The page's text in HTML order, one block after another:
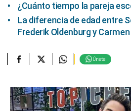
¿Cuánto tiempo la pareja
La diferencia de edad entre
Frederik Oldenburg y
Únete